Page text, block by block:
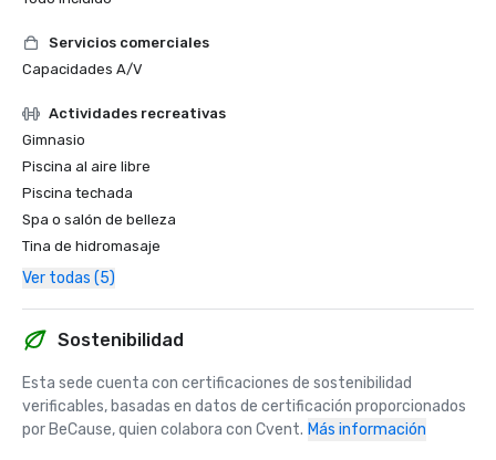
Servicios comerciales
Capacidades A/V
Actividades recreativas
Gimnasio
Piscina al aire libre
Piscina techada
Spa o salón de belleza
Tina de hidromasaje
Ver todas (5)
Sostenibilidad
Esta sede cuenta con certificaciones de sostenibilidad
verificables, basadas en datos de certificación proporcionados
por BeCause, quien colabora con Cvent. Más información